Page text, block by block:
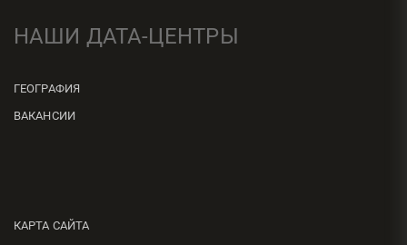
НАШИ ДАТА-ЦЕНТРЫ
ГЕОГРАФИЯ
ВАКАНСИИ
КАРТА САЙТА